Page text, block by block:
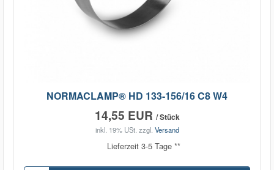
NORMACLAMP® HD 133-156/16 C8 W4
14,55 EUR / Stück
inkl. 19% USt. zzgl. Versand
Lieferzeit 3-5 Tage **